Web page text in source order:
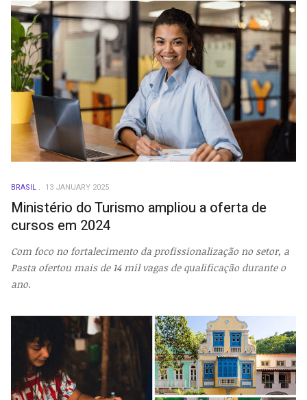
BRASIL 13 JANUARY 2025
Ministério do Turismo ampliou a oferta de
cursos em 2024
Com foco no fortalecimento da profissionalização no setor, a
Pasta ofertou mais de 14 mil vagas de qualificação durante o
ano.